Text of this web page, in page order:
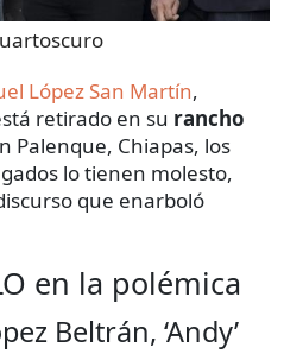
López San Martín,
retirado en su rancho
Palenque, Chiapas, los
lo tienen molesto,
que enarboló
en la polémica
Beltrán, ‘Andy’